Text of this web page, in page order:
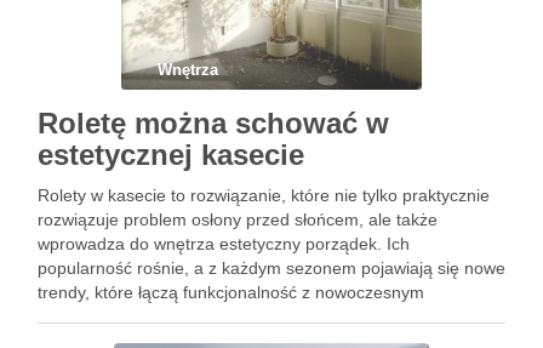
Wnętrza
Roletę można schować w
estetycznej kasecie
Rolety w kasecie to rozwiązanie, które nie tylko praktycznie
rozwiązuje problem osłony przed słońcem, ale także
wprowadza do wnętrza estetyczny porządek. Ich
popularność rośnie, a z każdym sezonem pojawiają się nowe
trendy, które łączą funkcjonalność z nowoczesnym
i uszkodzeniami, co przekłada się na …